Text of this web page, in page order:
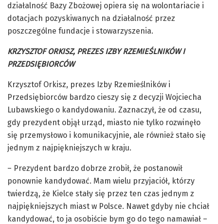
działalność Bazy Zbożowej opiera się na wolontariacie i
dotacjach pozyskiwanych na działalność przez
poszczególne fundacje i stowarzyszenia.
KRZYSZTOF ORKISZ, PREZES IZBY RZEMIEŚLNIKÓW I
PRZEDSIĘBIORCÓW
Krzysztof Orkisz, prezes Izby Rzemieślników i
Przedsiębiorców bardzo cieszy się z decyzji Wojciecha
Lubawskiego o kandydowaniu. Zaznaczył, że od czasu,
gdy prezydent objął urząd, miasto nie tylko rozwinęło
się przemysłowo i komunikacyjnie, ale również stało się
jednym z najpiękniejszych w kraju.
– Prezydent bardzo dobrze zrobił, że postanowił
ponownie kandydować. Mam wielu przyjaciół, którzy
twierdzą, że Kielce stały się przez ten czas jednym z
najpiękniejszych miast w Polsce. Nawet gdyby nie chciał
kandydować, to ja osobiście bym go do tego namawiał –